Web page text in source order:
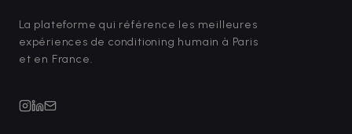
La plateforme qui référence les meilleures
expériences de conditioning humain à Paris
et en France.